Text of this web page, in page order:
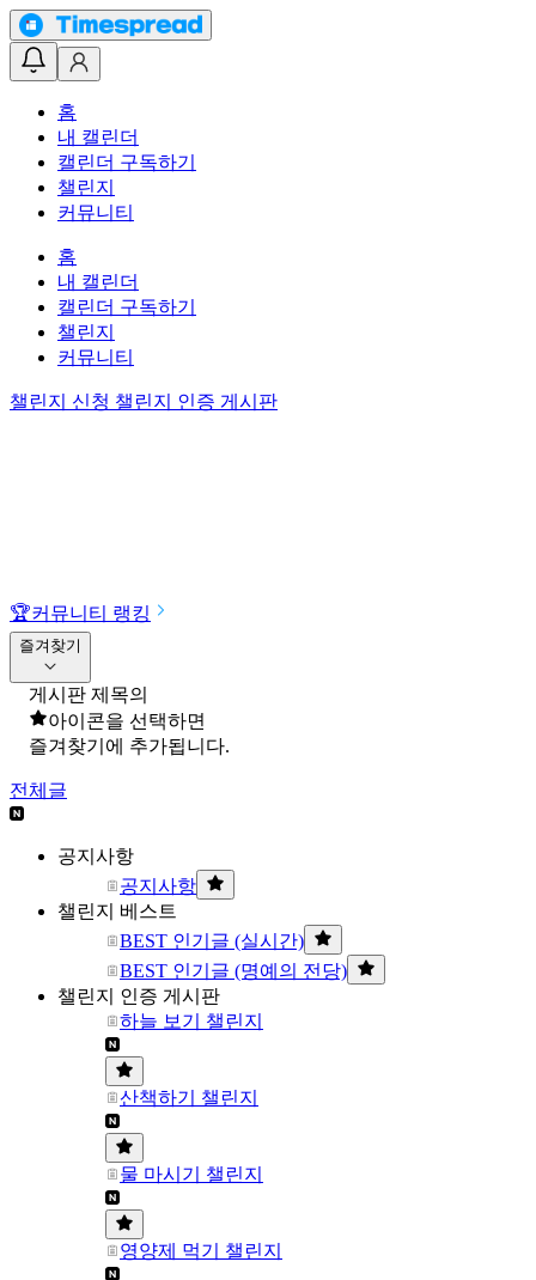
홈
내 캘린더
캘린더 구독하기
챌린지
커뮤니티
홈
내 캘린더
캘린더 구독하기
챌린지
커뮤니티
챌린지 신청 챌린지 인증 게시판
🏆커뮤니티 랭킹
즐겨찾기
게시판 제목의
아이콘을 선택하면
즐겨찾기에 추가됩니다.
전체글
공지사항
공지사항
챌린지 베스트
BEST 인기글 (실시간)
BEST 인기글 (명예의 전당)
챌린지 인증 게시판
하늘 보기 챌린지
산책하기 챌린지
물 마시기 챌린지
영양제 먹기 챌린지